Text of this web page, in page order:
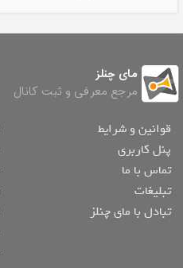
مای چنلز
مرجع معرفی و ثبت کانال
قوانین و شرایط
پنل کاربری
تماس با ما
تبلیغات
تبادل با مای چنلز